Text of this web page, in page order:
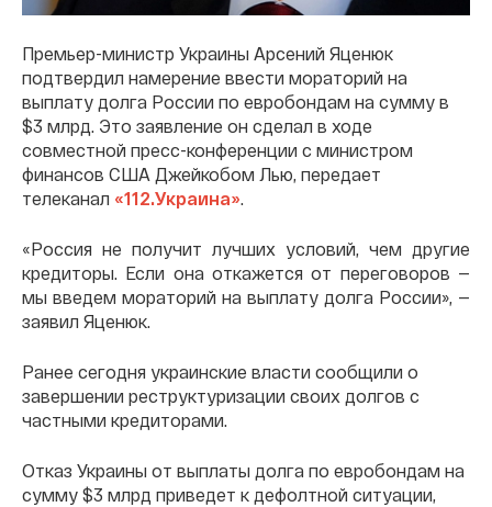
Премьер-министр Украины Арсений Яценюк
подтвердил намерение ввести мораторий на
выплату долга России по евробондам на сумму в
$3 млрд. Это заявление он сделал в ходе
совместной пресс-конференции с министром
финансов США Джейкобом Лью, передает
телеканал «112.Украина».
«Россия не получит лучших условий, чем другие
кредиторы. Если она откажется от переговоров —
мы введем мораторий на выплату долга России», —
заявил Яценюк.
Ранее сегодня украинские власти сообщили о
завершении реструктуризации своих долгов с
частными кредиторами.
Отказ Украины от выплаты долга по евробондам на
сумму $3 млрд приведет к дефолтной ситуации,